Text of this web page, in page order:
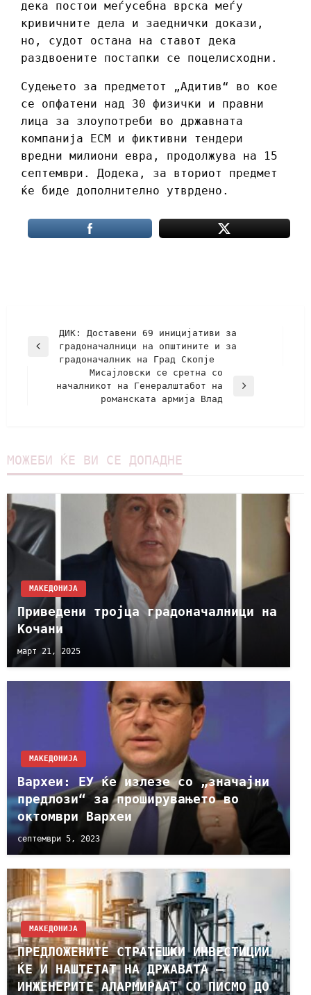
дека постои меѓусебна врска меѓу
кривичните дела и заеднички докази,
но, судот остана на ставот дека
раздвоените постапки се поцелисходни.
Судењето за предметот „Адитив“ во кое
се опфатени над 30 физички и правни
лица за злоупотреби во државната
компанија ЕСМ и фиктивни тендери
вредни милиони евра, продолжува на 15
септември. Додека, за вториот предмет
ќе биде дополнително утврдено.
ДИК: Доставени 69 иницијативи за
градоначалници на општините и за
градоначалник на Град Скопје
Мисајловски се сретна со
началникот на Генералштабот на
романската армија Влад
МОЖЕБИ ЌЕ ВИ СЕ ДОПАДНЕ
МАКЕДОНИЈА
Приведени тројца градоначалници на
Кочани
март 21, 2025
МАКЕДОНИЈА
Вархеи: ЕУ ќе излезе со „значајни
предлози“ за проширувањето во
октомври Вархеи
септември 5, 2023
МАКЕДОНИЈА
ПРЕДЛОЖЕНИТЕ СТРАТЕШКИ ИНВЕСТИЦИИ
ЌЕ И НАШТЕТАТ НА ДРЖАВАТА –
ИНЖЕНЕРИТЕ АЛАРМИРААТ СО ПИСМО ДО